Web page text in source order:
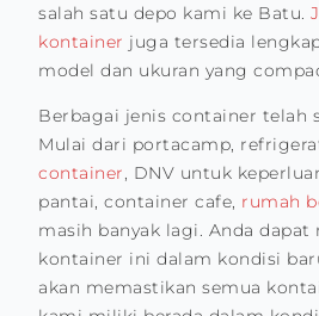
salah satu depo kami ke Batu.
kontainer juga tersedia
model dan ukuran yang
Berbagai jenis container telah
Mulai dari portacamp,
container, DNV untuk
pantai, container cafe, rumah
masih banyak lagi. Anda
kontainer ini dalam kondisi
akan memastikan semua